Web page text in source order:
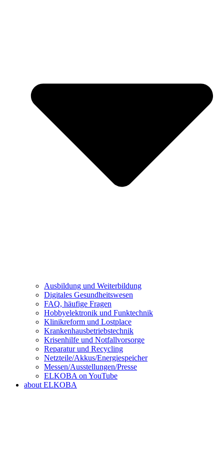
Ausbildung und Weiterbildung
Digitales Gesundheitswesen
FAQ, häufige Fragen
Hobbyelektronik und Funktechnik
Klinikreform und Lostplace
Krankenhausbetriebstechnik
Krisenhilfe und Notfallvorsorge
Reparatur und Recycling
Netzteile/Akkus/Energiespeicher
Messen/Ausstellungen/Presse
ELKOBA on YouTube
about ELKOBA